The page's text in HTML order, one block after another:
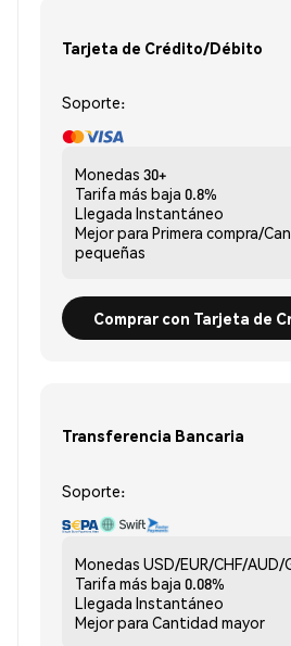
Tarjeta de Crédito/Débito
Soporte:
Monedas 30+
Tarifa más baja 0.8%
Llegada Instantáneo
Mejor para Primera compra/
pequeñas
Comprar con Tarjeta de
Transferencia Bancaria
Soporte:
Monedas USD/EUR/CHF/AUD/
Tarifa más baja 0.08%
Llegada Instantáneo
Mejor para Cantidad mayor